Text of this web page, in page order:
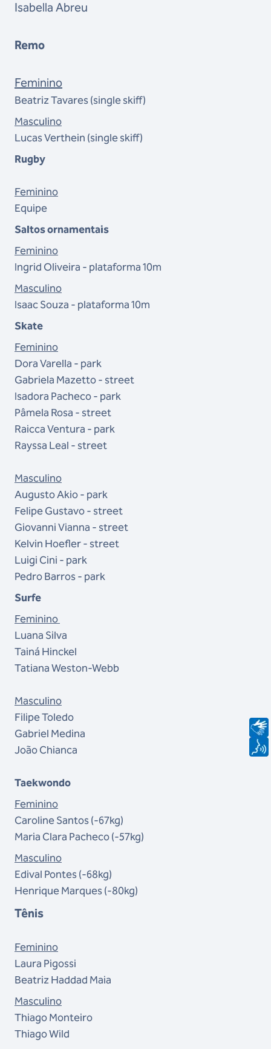
Isabella Abreu
Remo
Feminino
Beatriz Tavares (single skiff)
Masculino
Lucas Verthein (single skiff)
Rugby
Feminino
Equipe
Saltos ornamentais
Feminino
Ingrid Oliveira - plataforma 10m
Masculino
Isaac Souza - plataforma 10m
Skate
Feminino
Dora Varella - park
Gabriela Mazetto - street
Isadora Pacheco - park
Pâmela Rosa - street
Raicca Ventura - park
Rayssa Leal - street
Masculino
Augusto Akio - park
Felipe Gustavo - street
Giovanni Vianna - street
Kelvin Hoefler - street
Luigi Cini - park
Pedro Barros - park
Surfe
Feminino
Luana Silva
Tainá Hinckel
Tatiana Weston-Webb
Masculino
Filipe Toledo
Gabriel Medina
João Chianca
Taekwondo
Feminino
Caroline Santos (-67kg)
Maria Clara Pacheco (-57kg)
Masculino
Edival Pontes (-68kg)
Henrique Marques (-80kg)
Tênis
Feminino
Laura Pigossi
Beatriz Haddad Maia
Masculino
Thiago Monteiro
Thiago Wild